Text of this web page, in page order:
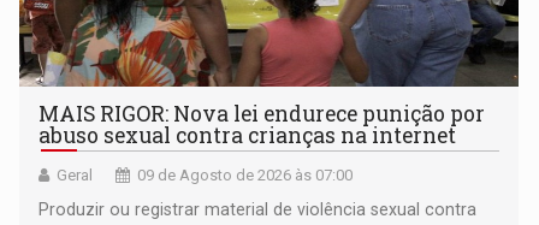
MAIS RIGOR: Nova lei endurece punição por
abuso sexual contra crianças na internet
Geral 09 de Agosto de 2026 às 07:00
Produzir ou registrar material de violência sexual contra